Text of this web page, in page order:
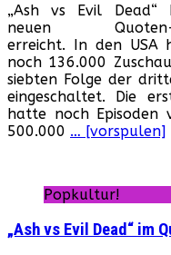
„Ash vs Evil Dead“
neuen Quoten-
erreicht. In den USA
noch 136.000
siebten Folge der
eingeschaltet. Die
hatte noch Episoden
500.000 … [vorspulen]
Popkultur!
„Ash vs Evil Dead“ im